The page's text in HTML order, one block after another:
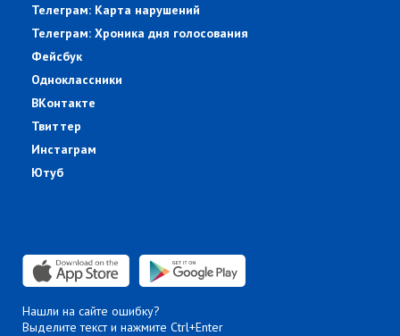
Телеграм: Карта нарушений
Телеграм: Хроника дня голосования
Фейсбук
Одноклассники
ВКонтакте
Твиттер
Инстаграм
Ютуб
Нашли на сайте ошибку?
Выделите текст и нажмите Ctrl+Enter